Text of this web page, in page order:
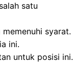
satu
syarat.
ini.
untuk posisi ini.